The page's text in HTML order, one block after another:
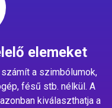
elemeket
a szimbólumok,
fésű stb. nélkül. A
kiválaszthatja a